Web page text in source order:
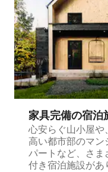
家具完備の宿⁠泊⁠
心安らぐ山小屋や
高い都市部のマン
パートなど、さま
付き宿泊施設があ